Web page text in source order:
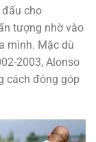
cho
tượng nhờ vào
mình. Mặc dù
2003, Alonso
cách đóng góp